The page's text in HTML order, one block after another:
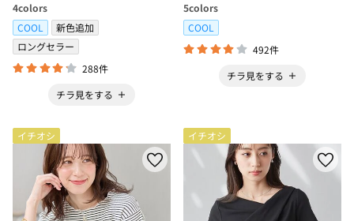
4colors
COOL
新色追加
ロングセラー
288件
チラ見をする
5colors
COOL
492件
チラ見をする
イチオシ イチオシ